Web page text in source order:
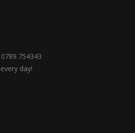
day!